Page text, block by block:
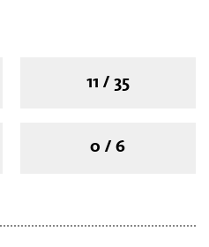
11 / 35
0 / 6